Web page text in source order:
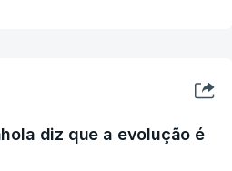
diz que a evolução é